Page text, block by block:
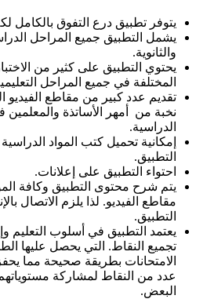
يتوفر تطبيق درع التفوق بالكامل
يشمل التطبيق جميع المراحل
والثانوية.
يحتوي التطبيق على كثير من
المختلفة في جميع المراحل
تقديم عدد كبير من مقاطع الفيديو
نخبة من أمهر الأساتذة والمعلمين
الدراسية.
إمكانية تحميل كتب المواد
التطبيق.
احتواء التطبيق على إعلانات.
يتم شرح محتوى التطبيق وكافة
مقاطع الفيديو. لذا يلزم الاتصال
التطبيق.
يعتمد التطبيق في أسلوب التعليم
تجميع النقاط. التي يحصل عليها
الامتحانات بطريقة صحيحة مما
عدد من النقاط لمشاركة
البعض.